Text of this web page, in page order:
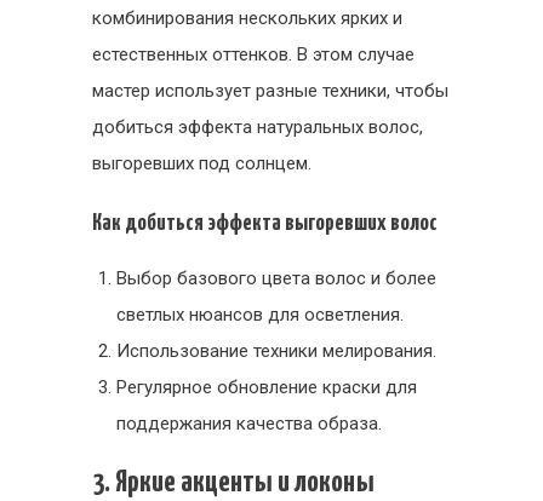
комбинирования нескольких ярких и
естественных оттенков. В этом случае
мастер использует разные техники, чтобы
добиться эффекта натуральных волос,
выгоревших под солнцем.
Как добиться эффекта выгоревших волос
Выбор базового цвета волос и более
светлых нюансов для осветления.
Использование техники мелирования.
Регулярное обновление краски для
поддержания качества образа.
3. Яркие акценты и локоны